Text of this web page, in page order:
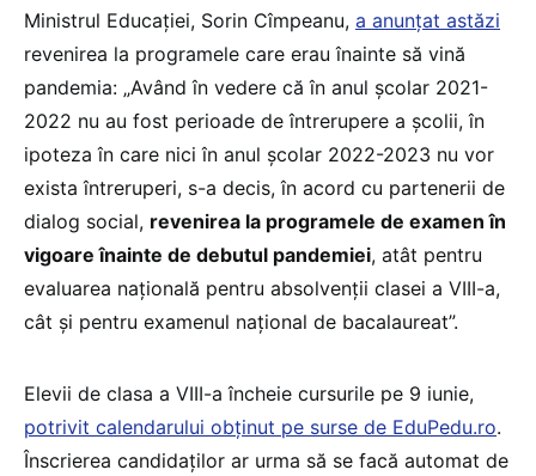
Ministrul Educației, Sorin Cîmpeanu, a anunțat astăzi
revenirea la programele care erau înainte să vină
pandemia: „Având în vedere că în anul școlar 2021-
2022 nu au fost perioade de întrerupere a școlii, în
ipoteza în care nici în anul școlar 2022-2023 nu vor
exista întreruperi, s-a decis, în acord cu partenerii de
dialog social, revenirea la programele de examen în
vigoare înainte de debutul pandemiei, atât pentru
evaluarea națională pentru absolvenții clasei a VIII-a,
cât și pentru examenul național de bacalaureat”.
Elevii de clasa a VIII-a încheie cursurile pe 9 iunie,
potrivit calendarului obținut pe surse de EduPedu.ro.
Înscrierea candidaților ar urma să se facă automat de